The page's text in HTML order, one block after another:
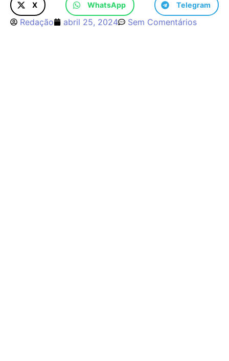
X WhatsApp Telegram
Redação abril 25, 2024 Sem Comentários